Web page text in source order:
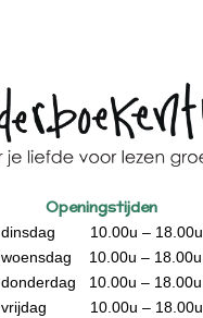
Openingstijden
dinsdag 10.00u – 18.00u
woensdag 10.00u – 18.00u
donderdag 10.00u – 18.00u
vrijdag 10.00u – 18.00u